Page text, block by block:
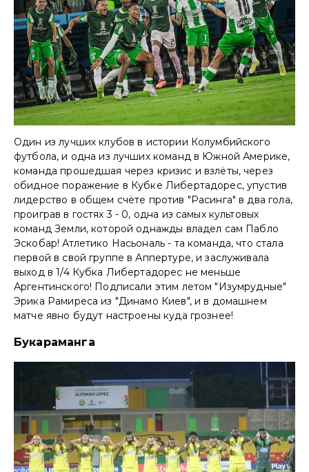
Один из лучших клубов в истории Колумбийского
футбола, и одна из лучших команд в Южной Америке,
команда прошедшая через кризис и взлёты, через
обидное поражение в Кубке Либертадорес, упустив
лидерство в общем счёте против "Расинга" в два гола,
проиграв в гостях 3 - 0, одна из самых культовых
команд Земли, которой однажды владел сам Пабло
Эскобар! Атлетико Насьональ - та команда, что стала
первой в свой группе в Аппертуре, и заслуживала
выход в 1/4 Кубка Либертадорес не меньше
Аргентинского! Подписали этим летом "Изумрудные"
Эрика Рамиреса из "Динамо Киев", и в домашнем
матче явно будут настроены куда грознее!
Букараманга